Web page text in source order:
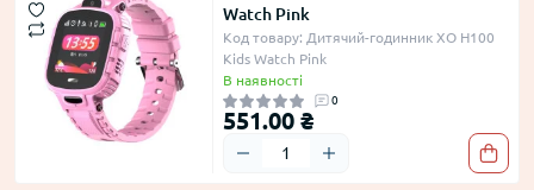
Watch Pink
Код товару: Дитячий-годинник XO H100
Kids Watch Pink
В наявності
0
551.00 ₴